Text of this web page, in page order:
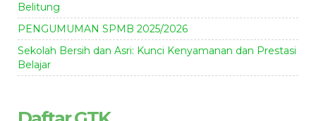
Belitung
PENGUMUMAN SPMB 2025/2026
Sekolah Bersih dan Asri: Kunci Kenyamanan dan Prestasi
Belajar